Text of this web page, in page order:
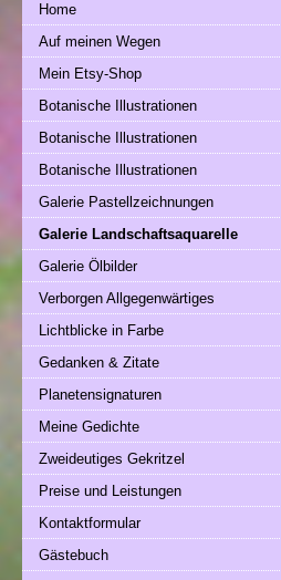
Home
Auf meinen Wegen
Mein Etsy-Shop
Botanische Illustrationen
Botanische Illustrationen
Botanische Illustrationen
Galerie Pastellzeichnungen
Galerie Landschaftsaquarelle
Galerie Ölbilder
Verborgen Allgegenwärtiges
Lichtblicke in Farbe
Gedanken & Zitate
Planetensignaturen
Meine Gedichte
Zweideutiges Gekritzel
Preise und Leistungen
Kontaktformular
Gästebuch